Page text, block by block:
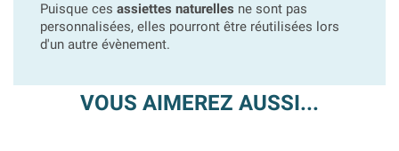
Puisque ces assiettes naturelles ne sont pas
personnalisées, elles pourront être réutilisées lors
d'un autre évènement.
VOUS AIMEREZ AUSSI...